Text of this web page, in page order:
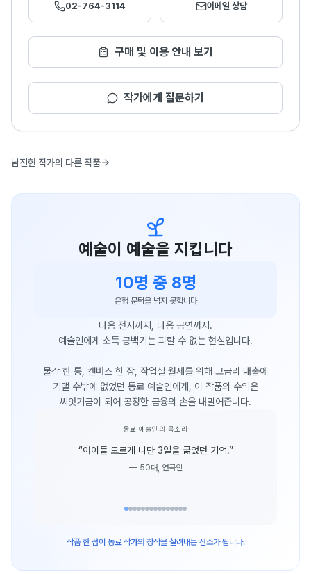
02-764-3114 이메일 상담
구매 및 이용 안내 보기
작가에게 질문하기
남진현 작가의 다른 작품
예술이 예술을 지킵니다
10명 중 8명
은행 문턱을 넘지 못합니다
다음 전시까지, 다음 공연까지.
예술인에게 소득 공백기는 피할 수 없는 현실입니다.
물감 한 통, 캔버스 한 장, 작업실 월세를 위해 고금리 대출에
기댈 수밖에 없었던 동료 예술인에게, 이 작품의 수익은
씨앗기금이 되어 공정한 금융의 손을 내밀어줍니다.
동료 예술인의 목소리
“아이들 모르게 나만 3일을 굶었던 기억.”
— 50대, 연극인
작품 한 점이 동료 작가의 창작을 살려내는 산소가 됩니다.